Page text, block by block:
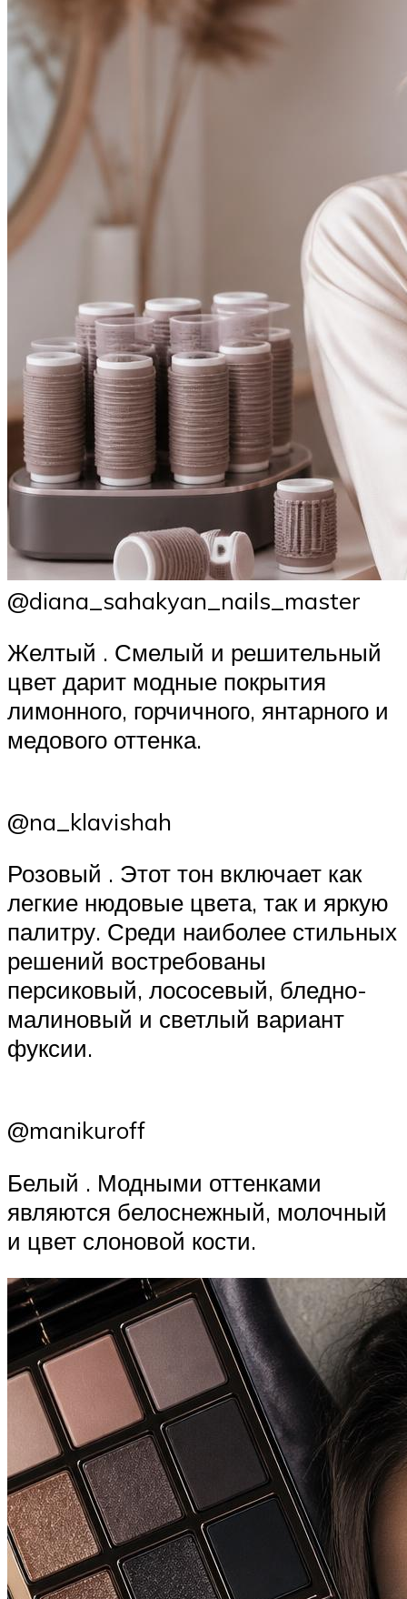
@diana_sahakyan_nails_master
Желтый . Смелый и решительный
цвет дарит модные покрытия
лимонного, горчичного, янтарного и
медового оттенка.
@na_klavishah
Розовый . Этот тон включает как
легкие нюдовые цвета, так и яркую
палитру. Среди наиболее стильных
решений востребованы
персиковый, лососевый, бледно-
малиновый и светлый вариант
фуксии.
@manikuroff
Белый . Модными оттенками
являются белоснежный, молочный
и цвет слоновой кости.